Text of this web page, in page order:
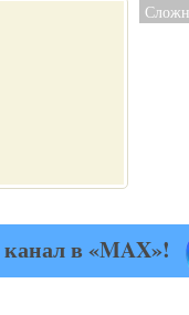
в «MAX»!